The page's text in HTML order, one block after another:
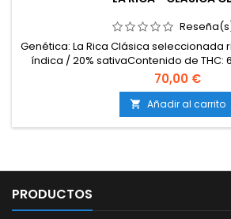
Genética: La Rica Clásica seleccionada
índica / 20% sativaContenido de THC:
CBD: 8-12%Tiempo de floración:
interiorProducción en interior: 450-550
exterior: 600-800 g/planta (lista a
principios de octubre)Altura: 90-130
70,00 €
 Añadir al carrito
PRODUCTOS